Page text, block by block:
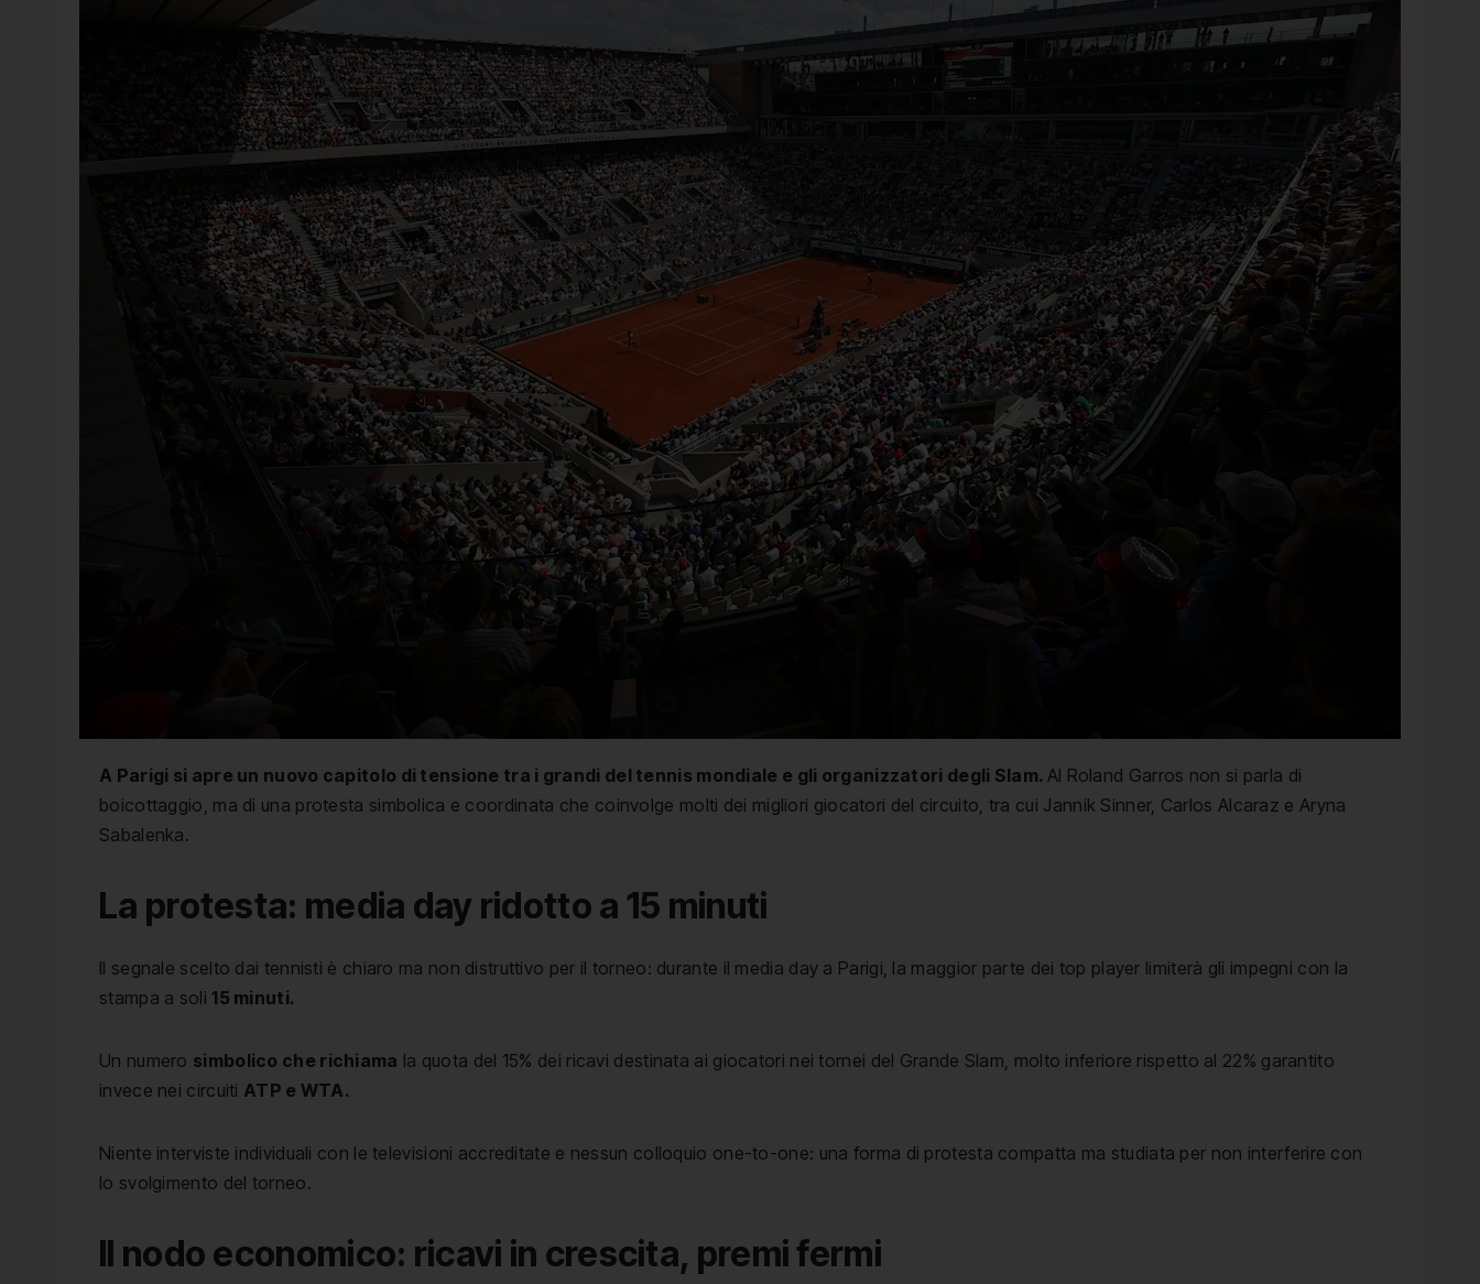
A Parigi si apre un nuovo capitolo di tensione tra i grandi del tennis mondiale e gli organizzatori degli Slam. Al Roland Garros non si parla di
boicottaggio, ma di una protesta simbolica e coordinata che coinvolge molti dei migliori giocatori del circuito, tra cui Jannik Sinner, Carlos Alcaraz e Aryna
Sabalenka.
La protesta: media day ridotto a 15 minuti
Il segnale scelto dai tennisti è chiaro ma non distruttivo per il torneo: durante il media day a Parigi, la maggior parte dei top player limiterà gli impegni con la
stampa a soli 15 minuti.
Un numero simbolico che richiama la quota del 15% dei ricavi destinata ai giocatori nei tornei del Grande Slam, molto inferiore rispetto al 22% garantito
invece nei circuiti ATP e WTA.
Niente interviste individuali con le televisioni accreditate e nessun colloquio one-to-one: una forma di protesta compatta ma studiata per non interferire con
lo svolgimento del torneo.
Il nodo economico: ricavi in crescita, premi fermi